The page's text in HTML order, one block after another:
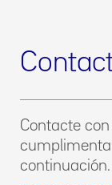
Contacte
continuación.